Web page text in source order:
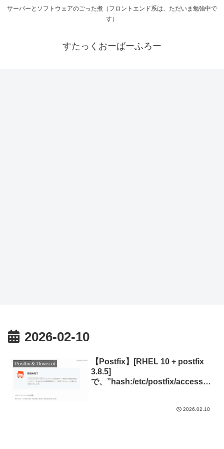
サーバーとソフトウェアのごった煮（フロントエンド系は、ただいま勉強中で
す）
すたっくおーばーふろー
2026-02-10
Postfix & Dovecot
【Postfix】[RHEL 10 + postfix
3.8.5]
で、”hash:/etc/postfix/access is
2026.02.10